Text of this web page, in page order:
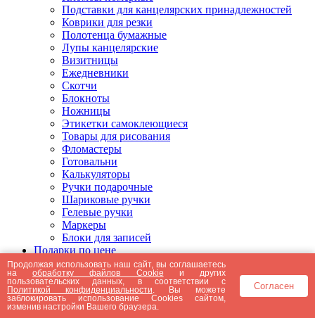
Подставки для канцелярских принадлежностей
Коврики для резки
Полотенца бумажные
Лупы канцелярские
Визитницы
Ежедневники
Скотчи
Блокноты
Ножницы
Этикетки самоклеющиеся
Товары для рисования
Фломастеры
Готовальни
Калькуляторы
Ручки подарочные
Шариковые ручки
Гелевые ручки
Маркеры
Блоки для записей
Подарки по цене
Подарки от 5000 рублей
Подарки до 5000 рублей
Подарки до 3000 рублей
Подарки до 2000 рублей
Подарки до 1000 рублей
Продолжая использовать наш сайт, вы соглашаетесь
наобработку файлов Cookie и других
пользовательских данных, в соответствии с
Политикой конфиденциальности . Вы можете
заблокировать использование Cookies сайтом,
изменив настройки Вашего браузера.
Согласен